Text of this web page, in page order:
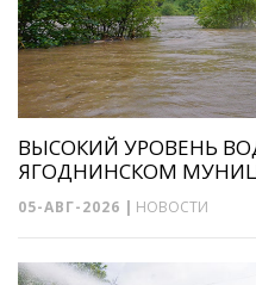
ВЫСОКИЙ УРОВЕНЬ
ЯГОДНИНСКОМ
05-АВГ-2026 | НОВОСТИ